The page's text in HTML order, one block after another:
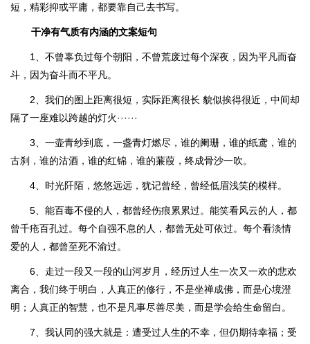
短，精彩抑或平庸，都要靠自己去书写。
干净有气质有内涵的文案短句
1、不曾辜负过每个朝阳，不曾荒废过每个深夜，因为平凡而奋
斗，因为奋斗而不平凡。
2、我们的图上距离很短，实际距离很长 貌似挨得很近，中间却
隔了一座难以跨越的灯火······
3、一壶青纱到底，一盏青灯燃尽，谁的阑珊，谁的纸鸢，谁的
古刹，谁的沽酒，谁的红锦，谁的蒹葭，终成骨沙一吹。
4、时光阡陌，悠悠远远，犹记曾经，曾经低眉浅笑的模样。
5、能百毒不侵的人，都曾经伤痕累累过。能笑看风云的人，都
曾千疮百孔过。每个自强不息的人，都曾无处可依过。每个看淡情
爱的人，都曾至死不渝过。
6、走过一段又一段的山河岁月，经历过人生一次又一欢的悲欢
离合，我们终于明白，人真正的修行，不是坐禅成佛，而是心境澄
明；人真正的智慧，也不是凡事尽善尽美，而是学会给生命留白。
7、我认同的强大就是：遭受过人生的不幸，但仍期待幸福；受